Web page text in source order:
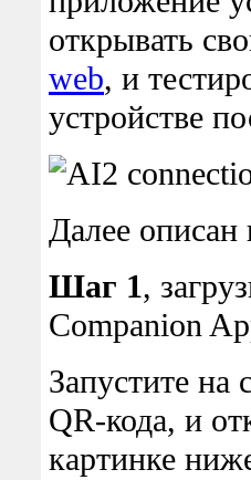
открывать
web, и
устройстве
Далее
Шаг 1,
Companion
Запустите на
QR-кода, и
картинке